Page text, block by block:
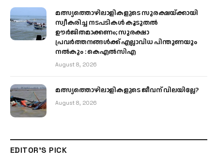
മത്സ്യത്തൊഴിലാളികളുടെ സുരക്ഷയ്ക്കായി
സ്വീകരിച്ച നടപടികൾ കൂടുതൽ
ഊർജിതമാക്കണം; സുരക്ഷാ
പ്രവർത്തനങ്ങൾക്ക് എല്ലാവിധ പിന്തുണയും
നൽകും : കെഎൽസിഎ
August 8, 2026
മത്സ്യത്തൊഴിലാളികളുടെ ജീവന് വിലയില്ലേ?
August 8, 2026
EDITOR'S PICK